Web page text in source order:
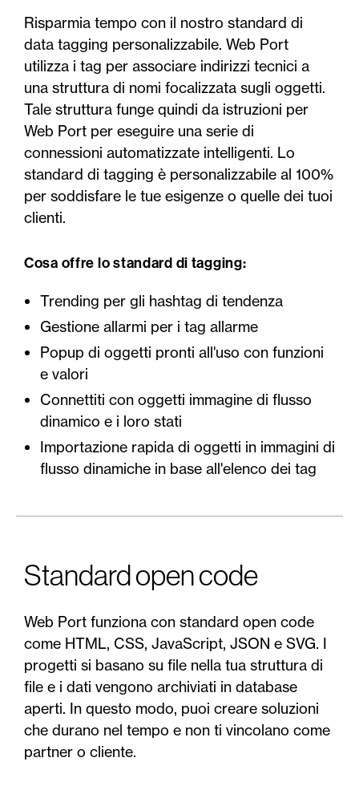
Risparmia tempo con il nostro standard di
data tagging personalizzabile. Web Port
utilizza i tag per associare indirizzi tecnici a
una struttura di nomi focalizzata sugli oggetti.
Tale struttura funge quindi da istruzioni per
Web Port per eseguire una serie di
connessioni automatizzate intelligenti. Lo
standard di tagging è personalizzabile al 100%
per soddisfare le tue esigenze o quelle dei tuoi
clienti.
Cosa offre lo standard di tagging:
Trending per gli hashtag di tendenza
Gestione allarmi per i tag allarme
Popup di oggetti pronti all'uso con funzioni
e valori
Connettiti con oggetti immagine di flusso
dinamico e i loro stati
Importazione rapida di oggetti in immagini di
flusso dinamiche in base all'elenco dei tag
Standard open code
Web Port funziona con standard open code
come HTML, CSS, JavaScript, JSON e SVG. I
progetti si basano su file nella tua struttura di
file e i dati vengono archiviati in database
aperti. In questo modo, puoi creare soluzioni
che durano nel tempo e non ti vincolano come
partner o cliente.